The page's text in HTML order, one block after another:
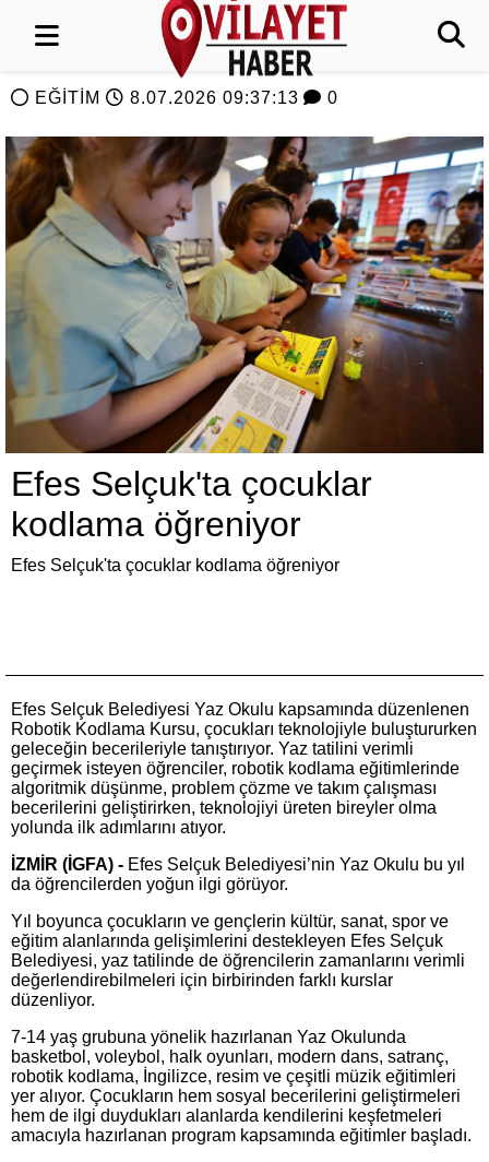
EĞİTİM 8.07.2026 09:37:13 0
Efes Selçuk'ta çocuklar
kodlama öğreniyor
Efes Selçuk'ta çocuklar kodlama öğreniyor
Efes Selçuk Belediyesi Yaz Okulu kapsamında düzenlenen
Robotik Kodlama Kursu, çocukları teknolojiyle buluştururken
geleceğin becerileriyle tanıştırıyor. Yaz tatilini verimli
geçirmek isteyen öğrenciler, robotik kodlama eğitimlerinde
algoritmik düşünme, problem çözme ve takım çalışması
becerilerini geliştirirken, teknolojiyi üreten bireyler olma
yolunda ilk adımlarını atıyor.
İZMİR (İGFA) - Efes Selçuk Belediyesi’nin Yaz Okulu bu yıl
da öğrencilerden yoğun ilgi görüyor.
Yıl boyunca çocukların ve gençlerin kültür, sanat, spor ve
eğitim alanlarında gelişimlerini destekleyen Efes Selçuk
Belediyesi, yaz tatilinde de öğrencilerin zamanlarını verimli
değerlendirebilmeleri için birbirinden farklı kurslar
düzenliyor.
7-14 yaş grubuna yönelik hazırlanan Yaz Okulunda
basketbol, voleybol, halk oyunları, modern dans, satranç,
robotik kodlama, İngilizce, resim ve çeşitli müzik eğitimleri
yer alıyor. Çocukların hem sosyal becerilerini geliştirmeleri
hem de ilgi duydukları alanlarda kendilerini keşfetmeleri
amacıyla hazırlanan program kapsamında eğitimler başladı.